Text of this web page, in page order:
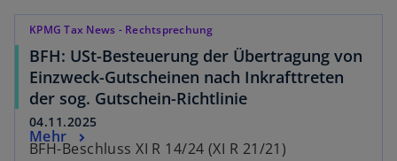
KPMG Tax News - Rechtsprechung
BFH: USt-Besteuerung der Übertragung von
Einzweck-Gutscheinen nach Inkrafttreten
der sog. Gutschein-Richtlinie
04.11.2025
BFH-Beschluss XI R 14/24 (XI R 21/21)
Mehr